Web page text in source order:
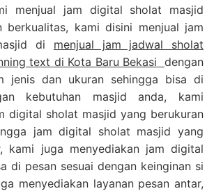
menjual jam digital sholat masjid
berkualitas, kami disini menjual jam
di menjual jam jadwal sholat
text di Kota Baru Bekasi
dengan
jenis dan ukuran sehingga bisa di
kebutuhan masjid anda, kami
digital sholat masjid yang berukuran
jam digital sholat masjid yang
kami juga menyediakan jam digital
di pesan sesuai dengan keinginan si
menyediakan layanan pesan antar,